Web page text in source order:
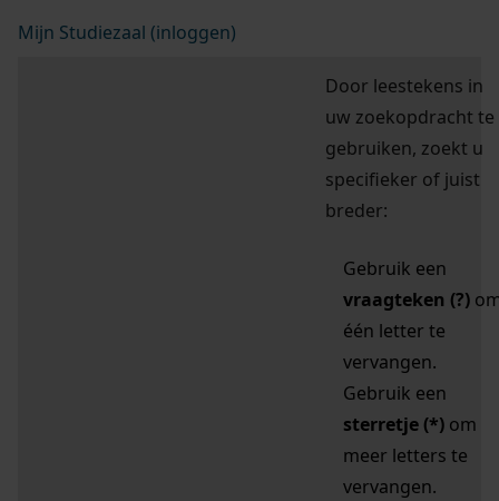
Mijn Studiezaal (inloggen)
Door leestekens in
uw zoekopdracht te
gebruiken, zoekt u
specifieker of juist
breder:
Gebruik een
vraagteken (?)
één letter te
vervangen.
Gebruik een
sterretje (*) om
meer letters te
vervangen.